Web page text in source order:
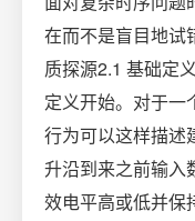
在而不是盲目地试
质探源2.1 基础定
定义开始。对于一
行为可以这样描述
升沿到来之前输入
效电平高或低并保